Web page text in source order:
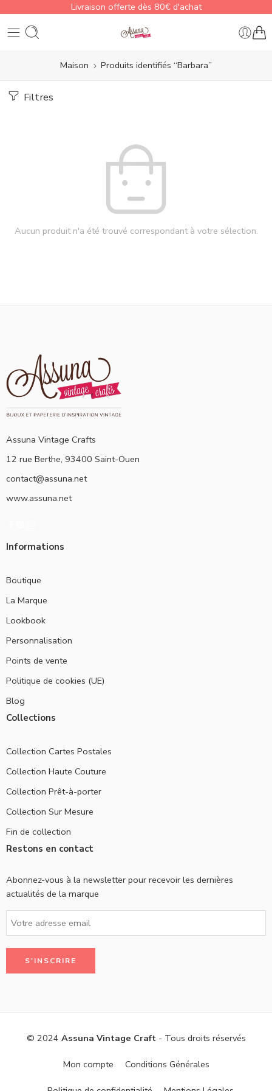
Livraison offerte dès 80€ d'achat
Maison Produits identifiés “Barbara”
Filtres
Aucun produit n'a été trouvé correspondant à votre sélection.
Assuna Vintage Crafts
12 rue Berthe, 93400 Saint-Ouen
contact@assuna.net
www.assuna.net
Informations
Boutique
La Marque
Lookbook
Personnalisation
Points de vente
Politique de cookies (UE)
Blog
Collections
Collection Cartes Postales
Collection Haute Couture
Collection Prêt-à-porter
Collection Sur Mesure
Fin de collection
Restons en contact
Abonnez-vous à la newsletter pour recevoir les dernières
actualités de la marque
© 2024 Assuna Vintage Craft- Tous droits réservés
Mon compte Conditions Générales